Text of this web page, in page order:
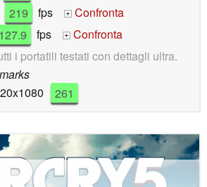
219 fps +
Confronta
127.9 fps +
Confronta
i portatili testati con dettagli ultra.
261